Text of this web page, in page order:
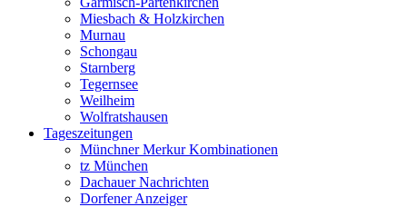
Miesbach & Holzkirchen
Murnau
Schongau
Starnberg
Tegernsee
Weilheim
Wolfratshausen
Tageszeitungen
Münchner Merkur Kombinationen
tz München
Dachauer Nachrichten
Dorfener Anzeiger